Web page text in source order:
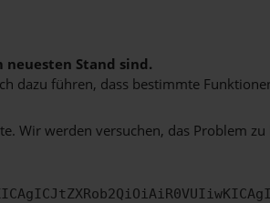
neuesten Stand sind.
dazu führen, dass bestimmte
Wir werden versuchen, das Problem